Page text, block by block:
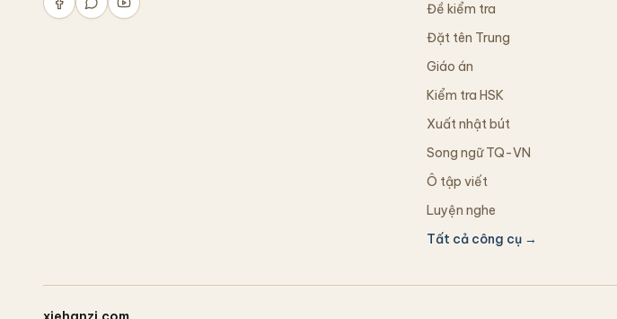
Đề kiểm tra
Đặt tên Trung
Giáo án
Kiểm tra HSK
Xuất nhật bút
Song ngữ TQ-VN
Ô tập viết
Luyện nghe
Tất cả công cụ →